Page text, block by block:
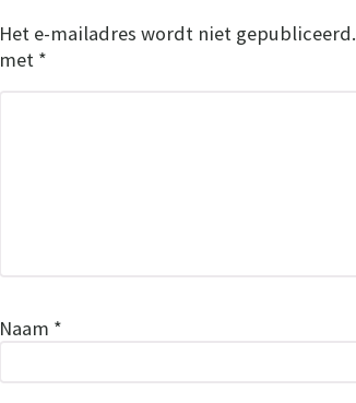
Het e-mailadres wordt niet gepubliceerd.
met *
Naam *